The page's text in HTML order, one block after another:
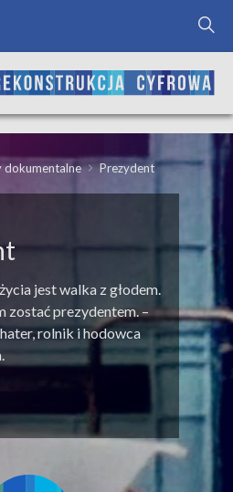
dokumentalne Prezydent
jest walka z głodem.
zostać prezydentem. –
rolnik i hodowca